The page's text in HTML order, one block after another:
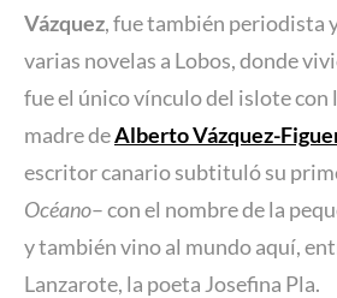
Vázquez, fue también periodista
varias novelas a Lobos, donde
fue el único vínculo del islote
madre deAlberto Vázquez-
escritor canario subtituló su
Océano– con el nombre de la
y también vino al mundo aquí,
Lanzarote, la poeta Josefina Pla.